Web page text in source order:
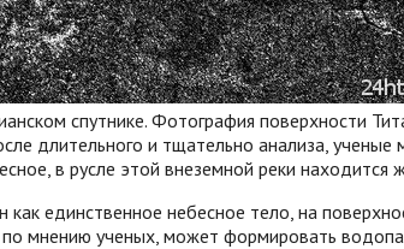
спутнике. Фотография поверхности
длительного и тщательно анализа,
в русле этой внеземной реки находится
единственное небесное тело, на
мнению ученых, может формировать